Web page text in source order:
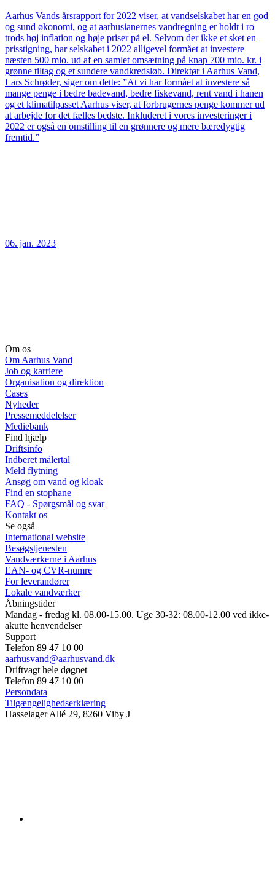
Aarhus Vands årsrapport for 2022 viser, at vandselskabet har en god
og sund økonomi, og at aarhusianernes vandregning er holdt i ro
trods høj inflation og høje priser på el. Selvom der ikke et sket en
prisstigning, har selskabet i 2022 alligevel formået at investere
næsten 500 mio. ud af en samlet omsætning på knap 700 mio. kr. i
grønne tiltag og et sundere vandkredsløb. Direktør i Aarhus Vand,
Lars Schrøder, siger om dette: ”At vi har formået at investere så
mange penge i bedre badevand, bedre fiskevand, rent vand i hanen
og et klimatilpasset Aarhus viser, at forbrugernes penge kommer ud
at arbejde for det fælles bedste. Inkluderet i vores investeringer i
2022 er også en omstilling til en grønnere og mere bæredygtig
fremtid.”
06. jan. 2023
Om os
Om Aarhus Vand
Job og karriere
Organisation og direktion
Cases
Nyheder
Pressemeddelelser
Mediebank
Find hjælp
Driftsinfo
Indberet målertal
Meld flytning
Ansøg om vand og kloak
Find en stophane
FAQ - Spørgsmål og svar
Kontakt os
Se også
International website
Besøgstjenesten
Vandværkerne i Aarhus
EAN- og CVR-numre
For leverandører
Lokale vandværker
Åbningstider
Mandag - fredag kl. 08.00-15.00. Uge 30-32: 08.00-12.00 ved ikke-
akutte henvendelser
Support
Telefon 89 47 10 00
aarhusvand@aarhusvand.dk
Driftvagt hele døgnet
Telefon 89 47 10 00
Persondata
Tilgængelighedserklæring
Hasselager Allé 29, 8260 Viby J